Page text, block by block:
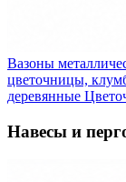
Вазоны
цветочницы,
деревянные
Навесы и